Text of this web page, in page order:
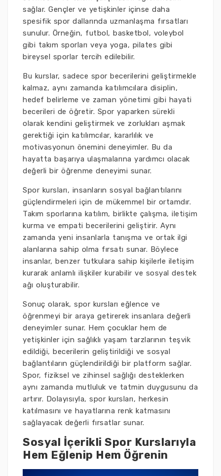
sağlar. Gençler ve yetişkinler içinse daha
spesifik spor dallarında uzmanlaşma fırsatları
sunulur. Örneğin, futbol, basketbol, voleybol
gibi takım sporları veya yoga, pilates gibi
bireysel sporlar tercih edilebilir.
Bu kurslar, sadece spor becerilerini geliştirmekle
kalmaz, aynı zamanda katılımcılara disiplin,
hedef belirleme ve zaman yönetimi gibi hayati
becerileri de öğretir. Spor yaparken sürekli
olarak kendini geliştirmek ve zorlukları aşmak
gerektiği için katılımcılar, kararlılık ve
motivasyonun önemini deneyimler. Bu da
hayatta başarıya ulaşmalarına yardımcı olacak
değerli bir öğrenme deneyimi sunar.
Spor kursları, insanların sosyal bağlantılarını
güçlendirmeleri için de mükemmel bir ortamdır.
Takım sporlarına katılım, birlikte çalışma, iletişim
kurma ve empati becerilerini geliştirir. Aynı
zamanda yeni insanlarla tanışma ve ortak ilgi
alanlarına sahip olma fırsatı sunar. Böylece
insanlar, benzer tutkulara sahip kişilerle iletişim
kurarak anlamlı ilişkiler kurabilir ve sosyal destek
ağı oluşturabilir.
Sonuç olarak, spor kursları eğlence ve
öğrenmeyi bir araya getirerek insanlara değerli
deneyimler sunar. Hem çocuklar hem de
yetişkinler için sağlıklı yaşam tarzlarının teşvik
edildiği, becerilerin geliştirildiği ve sosyal
bağlantıların güçlendirildiği bir platform sağlar.
Spor, fiziksel ve zihinsel sağlığı desteklerken
aynı zamanda mutluluk ve tatmin duygusunu da
artırır. Dolayısıyla, spor kursları, herkesin
katılmasını ve hayatlarına renk katmasını
sağlayacak değerli fırsatlar sunar.
Sosyal İçerikli Spor Kurslarıyla
Hem Eğlenip Hem Öğrenin